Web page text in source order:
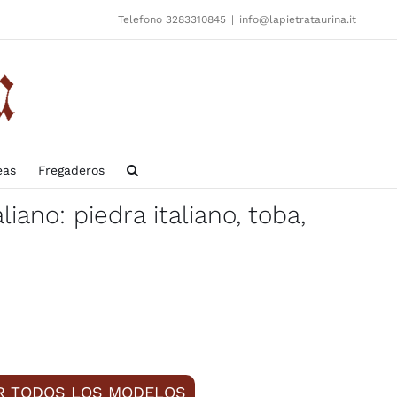
Telefono 3283310845 | info@lapietrataurina.it
Fregaderos
piedra italiano, toba,
TODOS LOS MODELOS